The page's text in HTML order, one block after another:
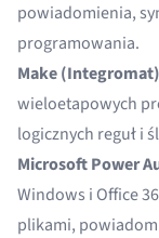
powiadomienia,
programowania.
Make
wieloetapowych
logicznych reguł i
Microsoft Power
Windows i Office
plikami,